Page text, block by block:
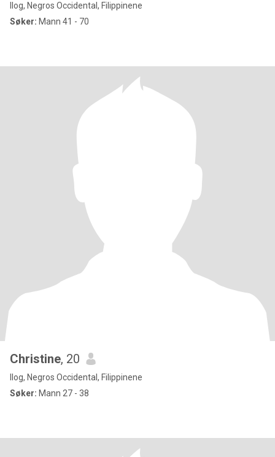
Ilog, Negros Occidental, Filippinene
Søker: Mann 41 - 70
Christine, 20
Ilog, Negros Occidental, Filippinene
Søker: Mann 27 - 38